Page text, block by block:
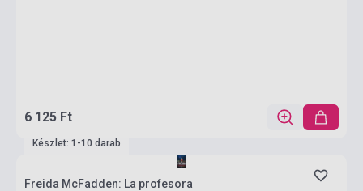
6 125 Ft
Készlet: 1-10 darab
Freida McFadden: La profesora